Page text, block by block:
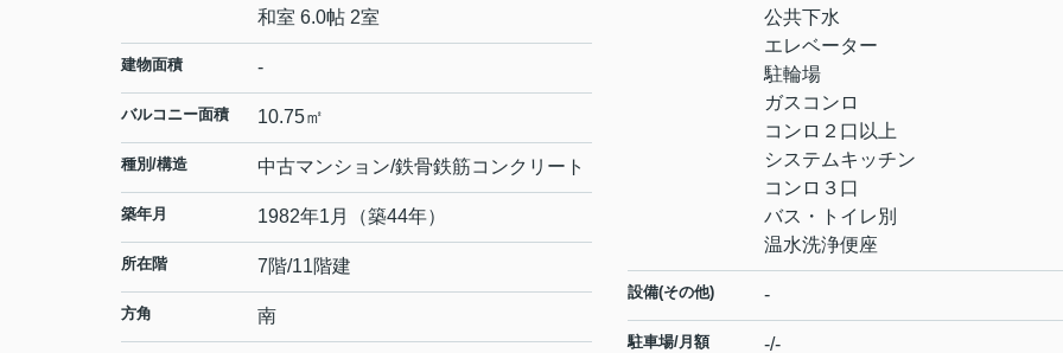
和室 6.0帖 2室
建物面積 -
バルコニー面積 10.75㎡
種別/構造 中古マンション/鉄骨鉄筋コンクリート
築年月 1982年1月（築44年）
所在階 7階/11階建
方角 南
公共下水
エレベーター
駐輪場
ガスコンロ
コンロ２口以上
システムキッチン
コンロ３口
バス・トイレ別
温水洗浄便座
設備(その他) -
駐車場/月額 -/-